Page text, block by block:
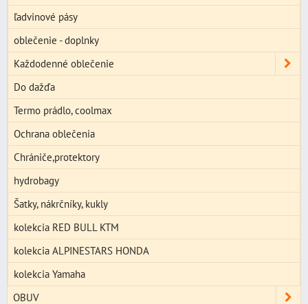
ľadvinové pásy
oblečenie - doplnky
Každodenné oblečenie
Do dažďa
Termo prádlo, coolmax
Ochrana oblečenia
Chrániče,protektory
hydrobagy
Šatky, nákrčníky, kukly
kolekcia RED BULL KTM
kolekcia ALPINESTARS HONDA
kolekcia Yamaha
OBUV